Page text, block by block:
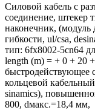
Силовой кабель с
соединение, штекер
наконечник, (модуль
гибкости, ul/csa,
тип: 6fx8002-5cn64
length (m) = + 0 + 20
быстродействующее
кольцевой
sinamics),
800, dмакс.=18,4 мм,